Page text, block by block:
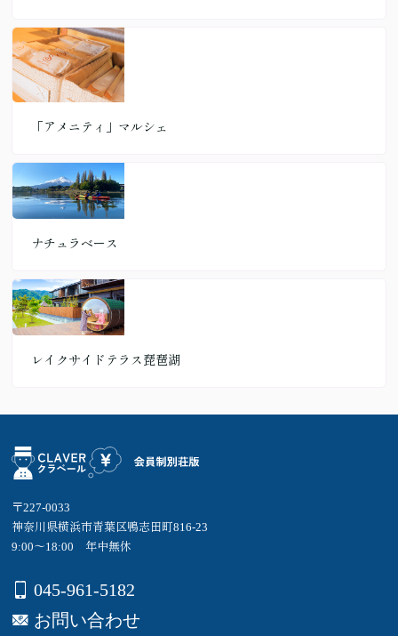
「アメニティ」マルシェ
ナチュラベース
レイクサイドテラス琵琶湖
〒227-0033
神奈川県横浜市青葉区鴨志田町816-23
9:00～18:00 年中無休
045-961-5182
お問い合わせ